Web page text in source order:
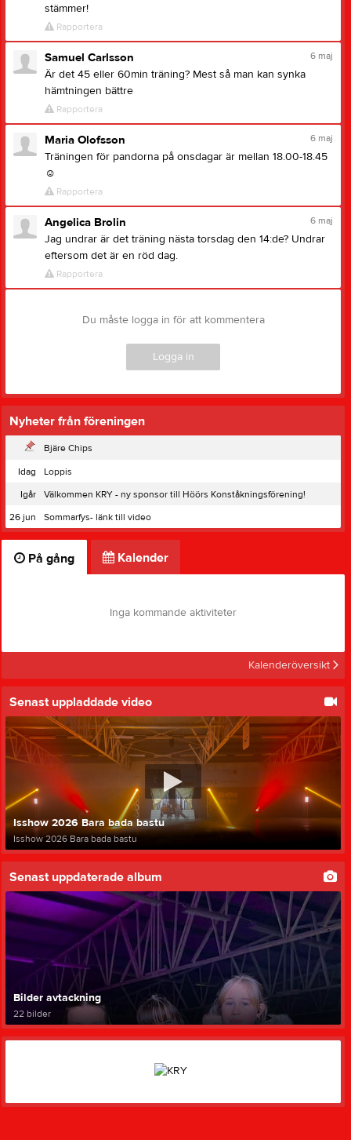
stämmer!
Rapportera
6 maj
Samuel Carlsson
Är det 45 eller 60min träning? Mest så man kan synka
hämtningen bättre
Rapportera
6 maj
Maria Olofsson
Träningen för pandorna på onsdagar är mellan 18.00-18.45
☺
Rapportera
6 maj
Angelica Brolin
Jag undrar är det träning nästa torsdag den 14:de? Undrar
eftersom det är en röd dag.
Rapportera
Du måste logga in för att kommentera
Logga in
Nyheter från föreningen
Bjäre Chips
Idag
Loppis
Igår
Välkommen KRY - ny sponsor till Höörs Konståkningsförening!
26 jun
Sommarfys- länk till video
På gång Kalender
Inga kommande aktiviteter
Kalenderöversikt
Senast uppladdade video
Isshow 2026 Bara bada bastu
Isshow 2026 Bara bada bastu
Senast uppdaterade album
Bilder avtackning
22 bilder